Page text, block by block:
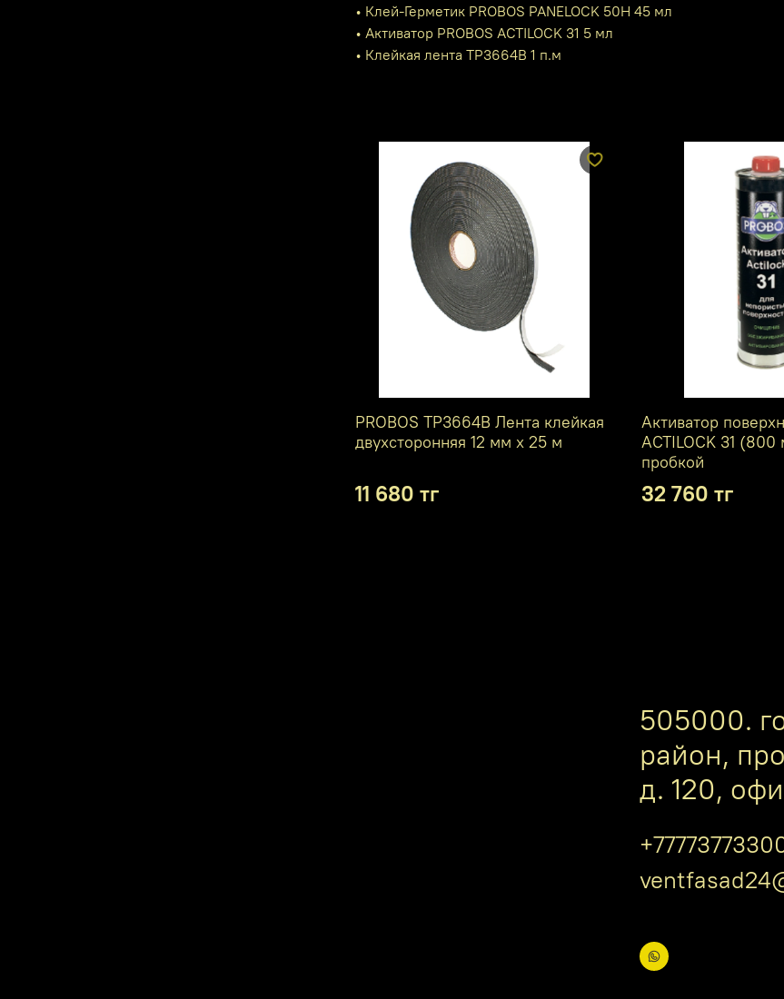
• Клей-Герметик PROBOS PANELOCK 50H 45 мл
• Активатор PROBOS ACTILOCK 31 5 мл
• Клейкая лента ТР3664B 1 п.м
PROBOS ТР3664В Лента клейкая
двухсторонняя 12 мм х 25 м
11 680 тг
Активатор
ACTILOCK 31
пробкой
32 760 тг
505000.
район,
д. 120,